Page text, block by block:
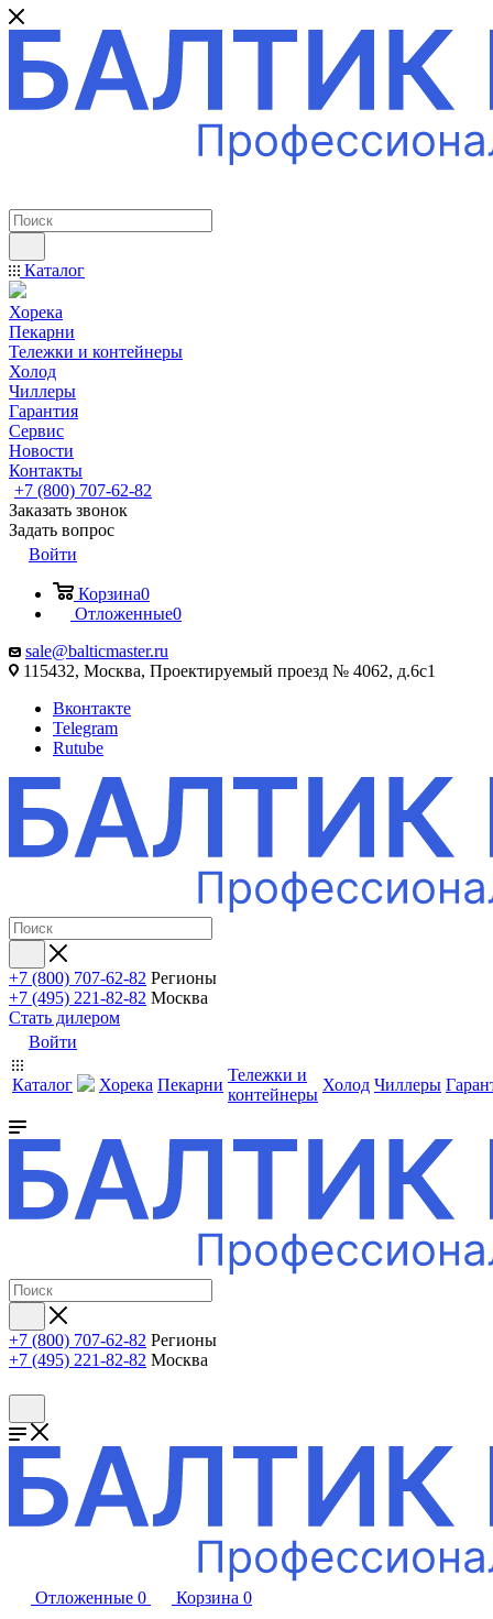
Каталог
Хорека
Пекарни
Тележки и контейнеры
Холод
Чиллеры
Гарантия
Сервис
Новости
Контакты
+7 (800) 707-62-82
Заказать звонок
Задать вопрос
Войти
Корзина0
Отложенные0
sale@balticmaster.ru
115432, Москва, Проектируемый проезд № 4062, д.6с1
Вконтакте
Telegram
Rutube
+7 (800) 707-62-82 Регионы
+7 (495) 221-82-82 Москва
Стать дилером
Войти
Каталог Хорека Пекарни
Тележки и
контейнеры
Холод Чиллеры
+7 (800) 707-62-82 Регионы
+7 (495) 221-82-82 Москва
Отложенные 0 Корзина 0